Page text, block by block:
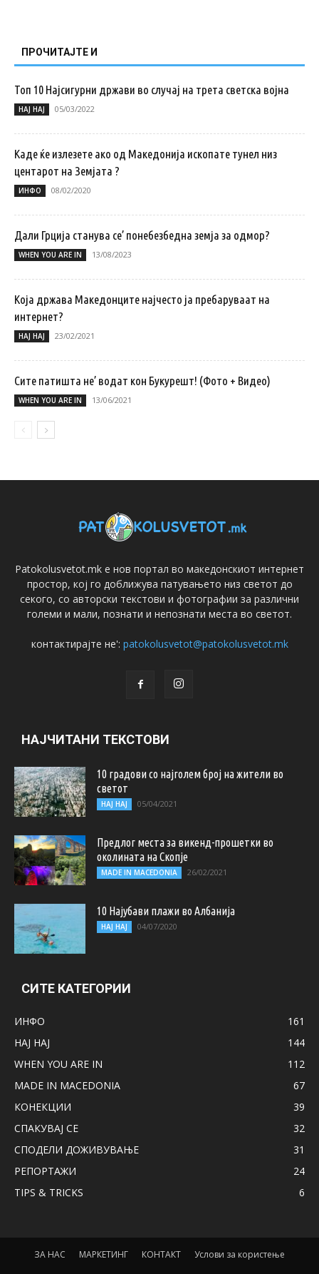
ПРОЧИТАЈТЕ И
Топ 10 Најсигурни држави во случај на трета светска војна
НАЈ НАЈ 05/03/2022
Каде ќе излезете ако од Македонија ископате тунел низ
центарот на Земјата ?
ИНФО 08/02/2020
Дали Грција станува се’ понебезбедна земја за одмор?
WHEN YOU ARE IN 13/08/2023
Која држава Македонците најчесто ја пребаруваат на
интернет?
НАЈ НАЈ 23/02/2021
Сите патишта не’ водат кон Букурешт! (Фото + Видео)
WHEN YOU ARE IN 13/06/2021
Patokolusvetot.mk е нов портал во македонскиот интернет
простор, кој го доближува патувањето низ светот до
секого, со авторски текстови и фотографии за различни
големи и мали, познати и непознати места во светот.
контактирајте не': patokolusvetot@patokolusvetot.mk
НАЈЧИТАНИ ТЕКСТОВИ
10 градови со најголем број на жители во
светот
НАЈ НАЈ 05/04/2021
Предлог места за викенд-прошетки во
околината на Скопје
MADE IN MACEDONIA 26/02/2021
10 Најубави плажи во Албанија
НАЈ НАЈ 04/07/2020
СИТЕ КАТЕГОРИИ
ИНФО
161
НАЈ НАЈ
144
WHEN YOU ARE IN
112
MADE IN MACEDONIA
67
КОНЕКЦИИ
39
СПАКУВАЈ СЕ
32
СПОДЕЛИ ДОЖИВУВАЊЕ
31
РЕПОРТАЖИ
24
TIPS & TRICKS
6
ЗА НАС МАРКЕТИНГ КОНТАКТ Услови за користење